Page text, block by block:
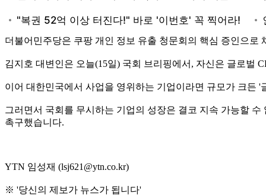
더불어민주당은 쿠팡 개인 정보 유출 청문회의 핵심 증인으
김지호 대변인은 오늘(15일) 국회 브리핑에서, 자신은 글로벌
이어 대한민국에서 사업을 영위하는 기업이라면 규모가 크든
그러면서 국회를 무시하는 기업의 성장은 결코 지속 가능할
촉구했습니다.
YTN 임성재 (lsj621@ytn.co.kr)
※ '당신의 제보가 뉴스가 됩니다'